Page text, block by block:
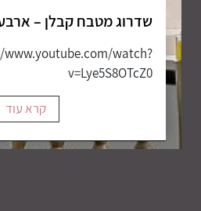
שדרוג מטבח קבלן –
watch?
v=Lye5S8OTcZ0
קרא עוד